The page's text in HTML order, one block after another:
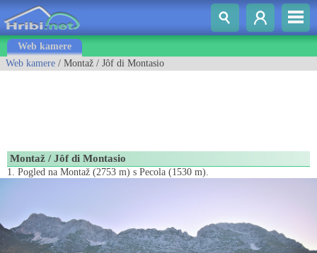
Web kamere
Web kamere / Montaž / Jôf di Montasio
Montaž / Jôf di Montasio
1. Pogled na Montaž (2753 m) s Pecola (1530 m).